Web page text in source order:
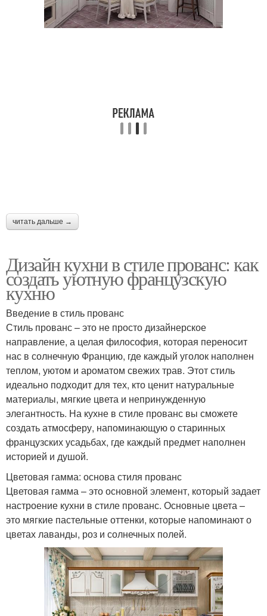
читать дальше →
Дизайн кухни в стиле прованс: как
создать уютную французскую
кухню
Введение в стиль прованс
Стиль прованс – это не просто дизайнерское
направление, а целая философия, которая переносит
нас в солнечную Францию, где каждый уголок наполнен
теплом, уютом и ароматом свежих трав. Этот стиль
идеально подходит для тех, кто ценит натуральные
материалы, мягкие цвета и непринужденную
элегантность. На кухне в стиле прованс вы сможете
создать атмосферу, напоминающую о старинных
французских усадьбах, где каждый предмет наполнен
историей и душой.
Цветовая гамма: основа стиля прованс
Цветовая гамма – это основной элемент, который задает
настроение кухни в стиле прованс. Основные цвета –
это мягкие пастельные оттенки, которые напоминают о
цветах лаванды, роз и солнечных полей.